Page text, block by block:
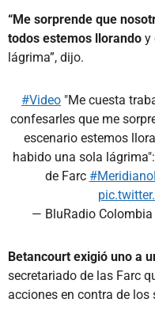
“Me sorprende que
todos estemos llorando y
lágrima”, dijo.
#Video "Me cuesta
confesarles que me
escenario estemos
habido una sola
de Farc
— BluRadio Colombia
Betancourt exigió uno a
secretariado de las Farc
acciones en contra de los